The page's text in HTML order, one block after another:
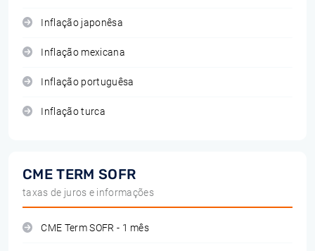
Inflação japonêsa
Inflação mexicana
Inflação portuguêsa
Inflação turca
CME TERM SOFR
taxas de juros e informações
CME Term SOFR - 1 mês